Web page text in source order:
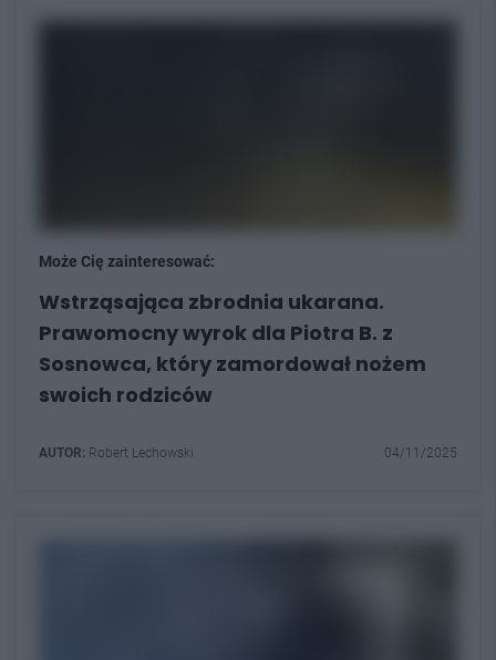
Może Cię zainteresować:
Wstrząsająca zbrodnia ukarana.
Prawomocny wyrok dla Piotra B. z
Sosnowca, który zamordował nożem
swoich rodziców
AUTOR: Robert Lechowski 04/11/2025